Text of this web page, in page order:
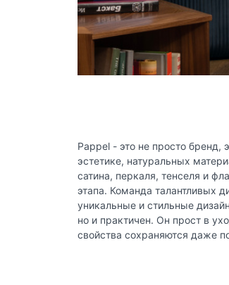
Pappel - это не просто бренд,
эстетике, натуральных
сатина, перкаля, тенселя и
этапа. Команда талантливых
уникальные и стильные
но и практичен. Он прост в
свойства сохраняются даже